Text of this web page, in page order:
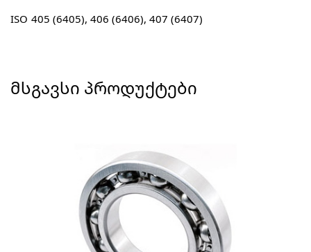
ISO 405 (6405), 406 (6406), 407 (6407)
ᲛᲡᲒᲐᲕᲡᲘ ᲞᲠᲝᲓᲣᲥᲢᲔᲑᲘ